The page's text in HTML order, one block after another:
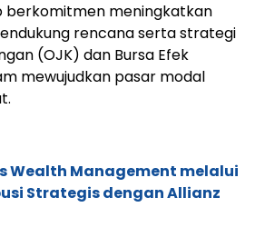
berkomitmen meningkatkan
rencana serta strategi
(OJK) dan Bursa Efek
mewujudkan pasar modal
Wealth Management melalui
Strategis dengan Allianz